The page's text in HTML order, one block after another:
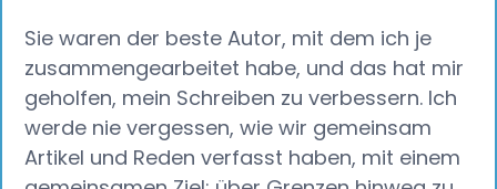
Sie waren der beste Autor, mit dem ich je
zusammengearbeitet habe, und das hat mir
geholfen, mein Schreiben zu verbessern. Ich
werde nie vergessen, wie wir gemeinsam
Artikel und Reden verfasst haben, mit einem